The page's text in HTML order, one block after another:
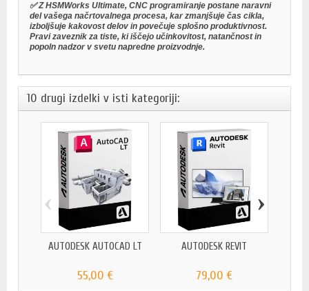
✅ Z HSMWorks Ultimate, CNC programiranje postane naravni
del vašega načrtovalnega procesa, kar zmanjšuje čas cikla,
izboljšuje kakovost delov in povečuje splošno produktivnost.
Pravi zaveznik za tiste, ki iščejo učinkovitost, natančnost in
popoln nadzor v svetu napredne proizvodnje.
10 drugi izdelki v isti kategoriji:
AUTODESK AUTOCAD LT
55,00 €
AUTODESK REVIT
79,00 €
‹ ›